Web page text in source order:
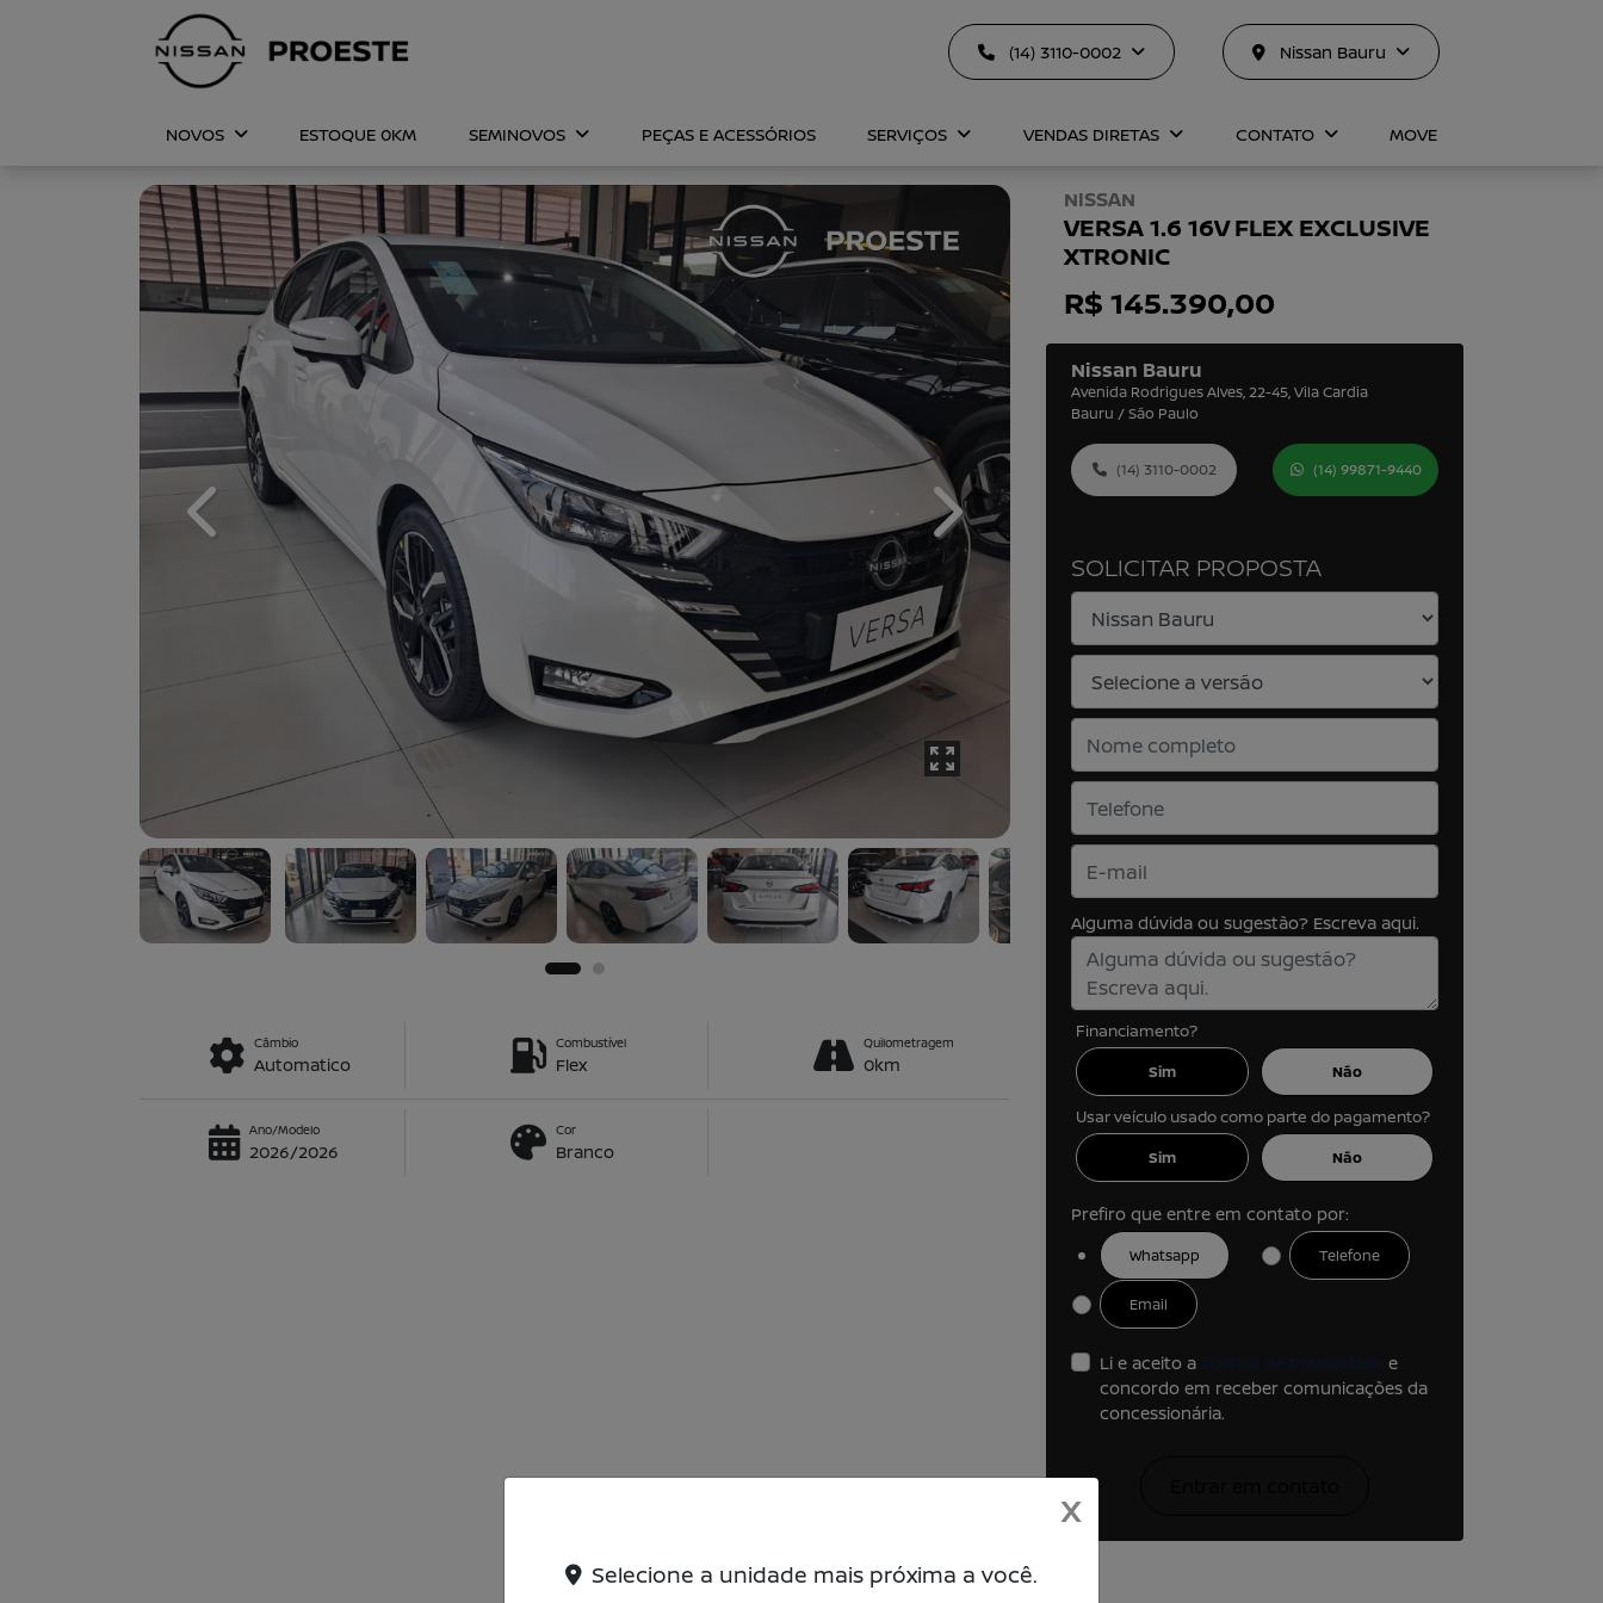
(14) 3110-0002 Nissan Bauru
NOVOS ESTOQUE 0KM SEMINOVOS PEÇAS E ACESSÓRIOS SERVIÇOS VENDAS DIRETAS CONTATO MOVE
NISSAN
VERSA 1.6 16V FLEX EXCLUSIVE
XTRONIC
R$ 145.390,00
Nissan Bauru
Avenida Rodrigues Alves, 22-45, Vila Cardia
Bauru / São Paulo
(14) 3110-0002 (14) 99871-9440
SOLICITAR PROPOSTA
Alguma dúvida ou sugestão? Escreva aqui.
Financiamento?
Sim Não
Usar veículo usado como parte do pagamento?
Sim Não
Prefiro que entre em contato por:
Whatsapp Telefone
Email
Li e aceito a Política de Privacidade e
concordo em receber comunicações da
concessionária.
Previous Next
Câmbio
Automatico
Combustível
Flex
Quilometragem
0km
Ano/Modelo
2026/2026
Cor
Branco
X
Selecione a unidade mais próxima a você.